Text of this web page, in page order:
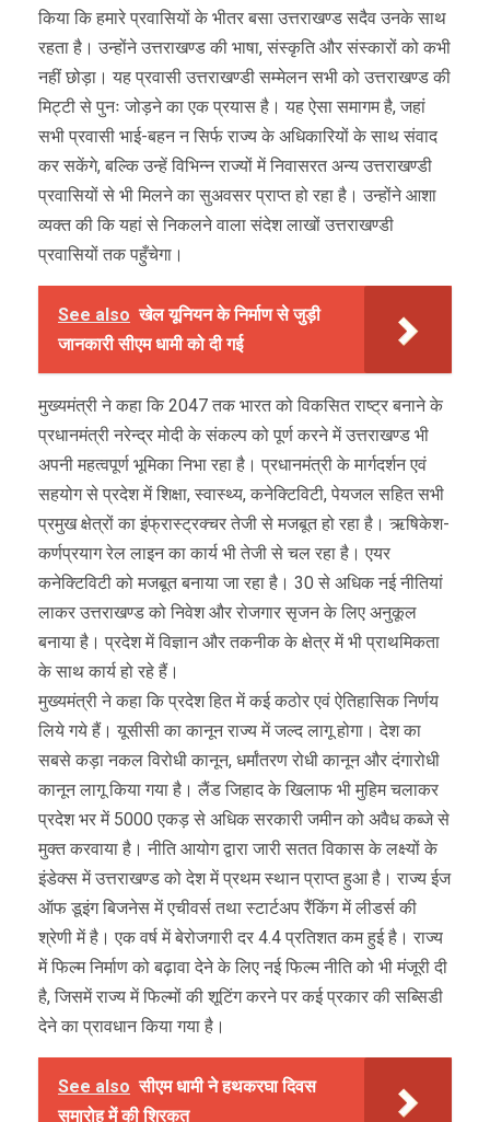
किया कि हमारे प्रवासियों के भीतर बसा उत्तराखण्ड सदैव उनके साथ
रहता है। उन्होंने उत्तराखण्ड की भाषा, संस्कृति और संस्कारों को कभी
नहीं छोड़ा। यह प्रवासी उत्तराखण्डी सम्मेलन सभी को उत्तराखण्ड की
मिट्टी से पुनः जोड़ने का एक प्रयास है। यह ऐसा समागम है, जहां
सभी प्रवासी भाई-बहन न सिर्फ राज्य के अधिकारियों के साथ संवाद
कर सकेंगे, बल्कि उन्हें विभिन्न राज्यों में निवासरत अन्य उत्तराखण्डी
प्रवासियों से भी मिलने का सुअवसर प्राप्त हो रहा है। उन्होंने आशा
व्यक्त की कि यहां से निकलने वाला संदेश लाखों उत्तराखण्डी
प्रवासियों तक पहुँचेगा।
See also खेल यूनियन के निर्माण से जुड़ी
जानकारी सीएम धामी को दी गई
मुख्यमंत्री ने कहा कि 2047 तक भारत को विकसित राष्ट्र बनाने के
प्रधानमंत्री नरेन्द्र मोदी के संकल्प को पूर्ण करने में उत्तराखण्ड भी
अपनी महत्वपूर्ण भूमिका निभा रहा है। प्रधानमंत्री के मार्गदर्शन एवं
सहयोग से प्रदेश में शिक्षा, स्वास्थ्य, कनेक्टिविटी, पेयजल सहित सभी
प्रमुख क्षेत्रों का इंफ्रास्ट्रक्चर तेजी से मजबूत हो रहा है। ऋषिकेश-
कर्णप्रयाग रेल लाइन का कार्य भी तेजी से चल रहा है। एयर
कनेक्टिविटी को मजबूत बनाया जा रहा है। 30 से अधिक नई नीतियां
लाकर उत्तराखण्ड को निवेश और रोजगार सृजन के लिए अनुकूल
बनाया है। प्रदेश में विज्ञान और तकनीक के क्षेत्र में भी प्राथमिकता
के साथ कार्य हो रहे हैं।
मुख्यमंत्री ने कहा कि प्रदेश हित में कई कठोर एवं ऐतिहासिक निर्णय
लिये गये हैं। यूसीसी का कानून राज्य में जल्द लागू होगा। देश का
सबसे कड़ा नकल विरोधी कानून, धर्मांतरण रोधी कानून और दंगारोधी
कानून लागू किया गया है। लैंड जिहाद के खिलाफ भी मुहिम चलाकर
प्रदेश भर में 5000 एकड़ से अधिक सरकारी जमीन को अवैध कब्जे से
मुक्त करवाया है। नीति आयोग द्वारा जारी सतत विकास के लक्ष्यों के
इंडेक्स में उत्तराखण्ड को देश में प्रथम स्थान प्राप्त हुआ है। राज्य ईज
ऑफ डूइंग बिजनेस में एचीवर्स तथा स्टार्टअप रैंकिंग में लीडर्स की
श्रेणी में है। एक वर्ष में बेरोजगारी दर 4.4 प्रतिशत कम हुई है। राज्य
में फिल्म निर्माण को बढ़ावा देने के लिए नई फिल्म नीति को भी मंजूरी दी
है, जिसमें राज्य में फिल्मों की शूटिंग करने पर कई प्रकार की सब्सिडी
देने का प्रावधान किया गया है।
See also सीएम धामी ने हथकरघा दिवस
समारोह में की शिरकत